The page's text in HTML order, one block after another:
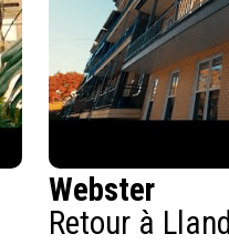
Webster
Retour à Lland